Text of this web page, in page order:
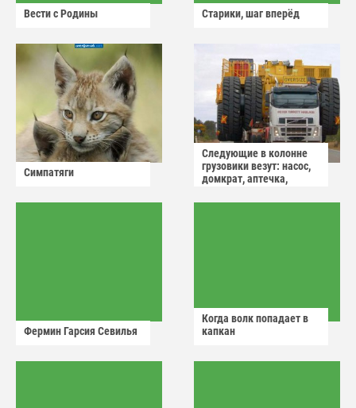
Вести с Родины Старики, шаг вперёд
Симпатяги
Следующие в колонне
грузовики везут: насос,
домкрат, аптечка,
Фермин Гарсия Севилья
Когда волк попадает в
капкан